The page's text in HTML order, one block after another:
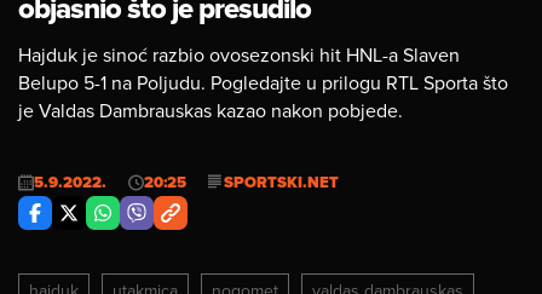
Hajduk je sinoć razbio ovosezonski hit HNL-a Slaven
Belupo 5-1 na Poljudu. Pogledajte u prilogu RTL Sporta što
je Valdas Dambrauskas kazao nakon pobjede.
5.9.2022. 20:25 SPORTSKI.NET